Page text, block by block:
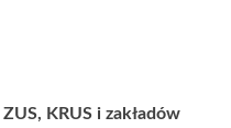
KRUS i zakładów